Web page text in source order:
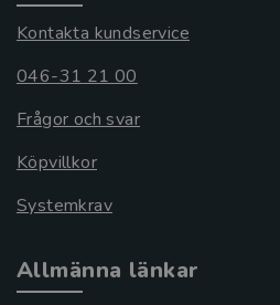
Kontakta kundservice
046-31 21 00
Frågor och svar
Köpvillkor
Systemkrav
Allmänna länkar